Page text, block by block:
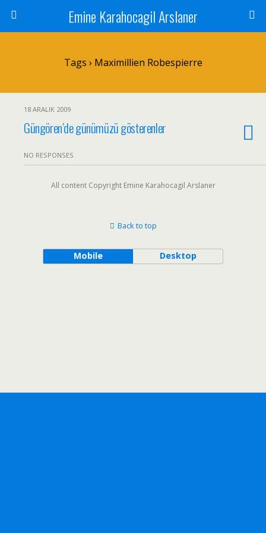
Emine Karahocagil Arslaner
Tags › Maximillien Robespierre
18 ARALIK 2009
Güngören’de günümüzü gösterenler
NO RESPONSES
All content Copyright Emine Karahocagil Arslaner
Back to top
Mobile Desktop